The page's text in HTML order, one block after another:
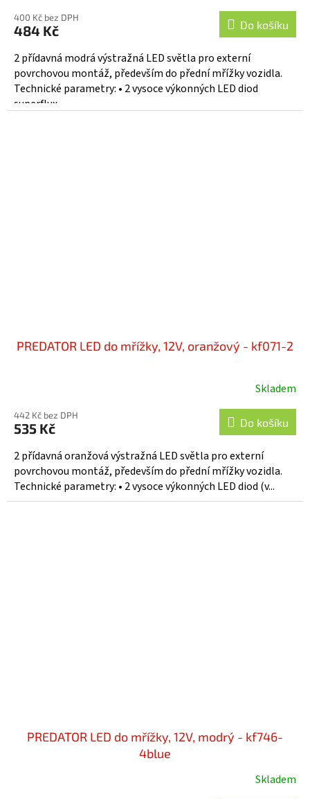
400 Kč bez DPH
484 Kč Do košíku
2 přídavná modrá výstražná LED světla pro externí
povrchovou montáž, především do přední mřížky vozidla.
Technické parametry: • 2 vysoce výkonných LED diod
superflux...
PREDATOR LED do mřížky, 12V, oranžový - kf071-2
Skladem
442 Kč bez DPH
535 Kč Do košíku
2 přídavná oranžová výstražná LED světla pro externí
povrchovou montáž, především do přední mřížky vozidla.
Technické parametry: • 2 vysoce výkonných LED diod (v...
PREDATOR LED do mřížky, 12V, modrý - kf746-
4blue
Skladem